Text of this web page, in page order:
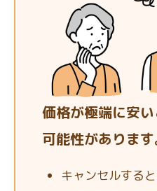
価格が極端に安
可能性があります
キャンセルすると